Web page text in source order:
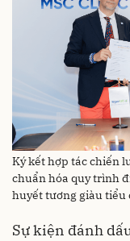
Ký kết hợp tác chiến
chuẩn hóa quy trình
huyết tương giàu tiểu
Sự kiện đánh